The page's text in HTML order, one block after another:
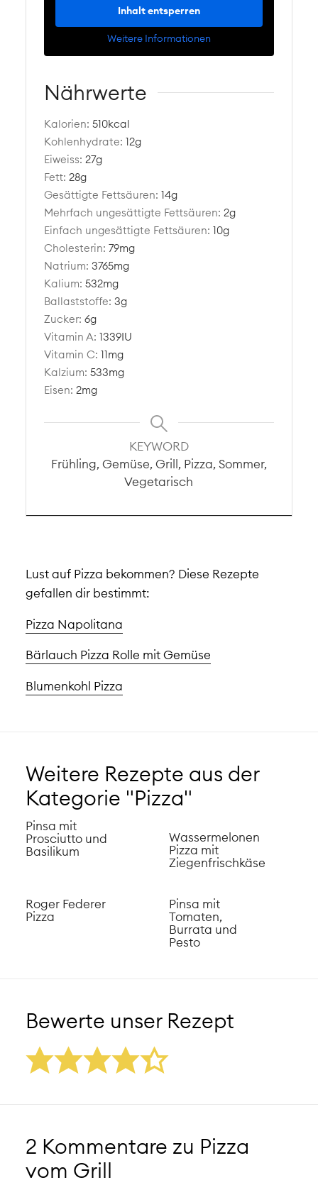
Inhalt entsperren
Weitere Informationen
Nährwerte
Kalorien:510kcal
Kohlenhydrate:12g
Eiweiss:27g
Fett:28g
Gesättigte Fettsäuren:14g
Mehrfach ungesättigte Fettsäuren:2g
Einfach ungesättigte Fettsäuren:10g
Cholesterin:79mg
Natrium:3765mg
Kalium:532mg
Ballaststoffe:3g
Zucker:6g
Vitamin A:1339IU
Vitamin C:11mg
Kalzium:533mg
Eisen:2mg
KEYWORD
Frühling, Gemüse, Grill, Pizza, Sommer,
Vegetarisch
Lust auf Pizza bekommen? Diese Rezepte
gefallen dir bestimmt:
Pizza Napolitana
Bärlauch Pizza Rolle mit Gemüse
Blumenkohl Pizza
Weitere Rezepte aus der
Kategorie "Pizza"
Pinsa mit
Prosciutto und
Basilikum
Wassermelonen
Pizza mit
Ziegenfrischkäse
Roger Federer
Pizza
Pinsa mit
Tomaten,
Burrata und
Pesto
Bewerte unser Rezept
2 Kommentare zu Pizza
vom Grill